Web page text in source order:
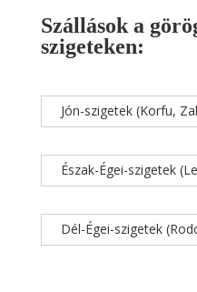
Szállások a
szigeteken:
Jón-szigetek (Korfu,
Észak-Égei-szigetek
Dél-Égei-szigetek